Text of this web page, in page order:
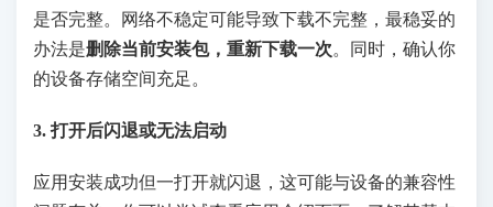
是否完整。网络不稳定可能导致下载不完整，最稳妥的
办法是删除当前安装包，重新下载一次。同时，确认你
的设备存储空间充足。
3. 打开后闪退或无法启动
应用安装成功但一打开就闪退，这可能与设备的兼容性